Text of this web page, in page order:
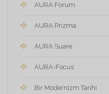
AURA Forum
AURA Prizma
AURA Suare
AURA-Focus
Bir Modernizm Tarihi